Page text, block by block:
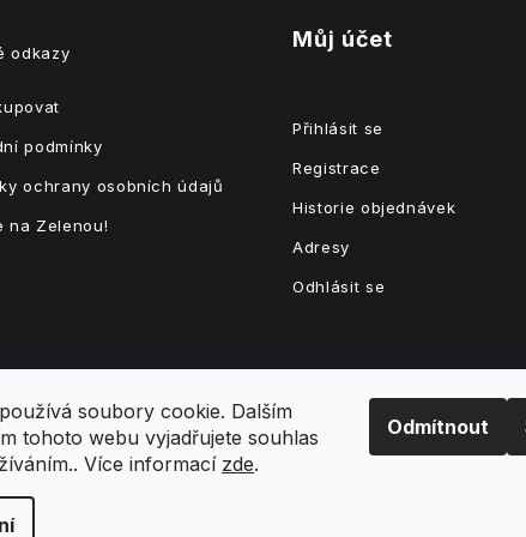
soubory cookie. Dalším
tohoto webu vyjadřujete souhlas
Více informací zde.
Odmítnout
odkazy
podmínky
ochrany osobních údajů
na Zelenou!
Můj účet
Přihlásit se
Registrace
Historie objednávek
Adresy
Odhlásit se